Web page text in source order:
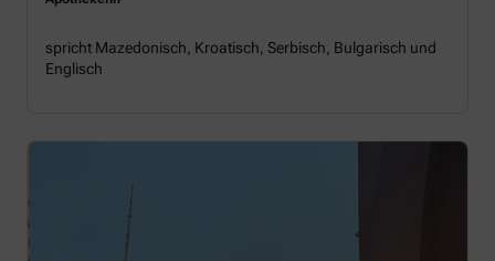
spricht Mazedonisch, Kroatisch, Serbisch, Bulgarisch und
Englisch